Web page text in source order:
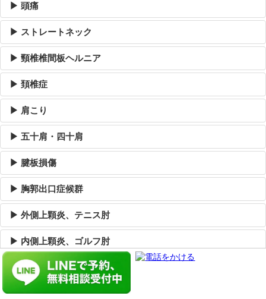
▶ 頭痛
▶ ストレートネック
▶ 頸椎椎間板ヘルニア
▶ 頚椎症
▶ 肩こり
▶ 五十肩・四十肩
▶ 腱板損傷
▶ 胸郭出口症候群
▶ 外側上顆炎、テニス肘
▶ 内側上顆炎、ゴルフ肘
▶ ドケルバン病
▶ ばね指